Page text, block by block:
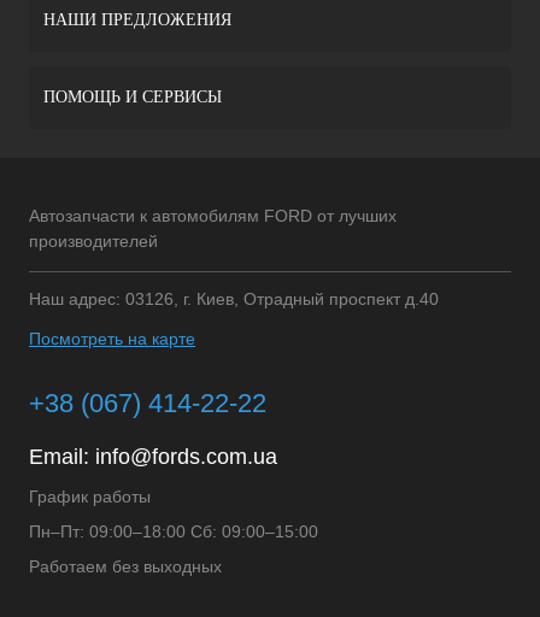
НАШИ ПРЕДЛОЖЕНИЯ
ПОМОЩЬ И СЕРВИСЫ
Автозапчасти к автомобилям FORD от лучших
производителей
Наш адрес: 03126, г. Киев, Отрадный проспект д.40
Посмотреть на карте
+38 (067) 414-22-22
Email: info@fords.com.ua
График работы
Пн–Пт: 09:00–18:00 Сб: 09:00–15:00
Работаем без выходных